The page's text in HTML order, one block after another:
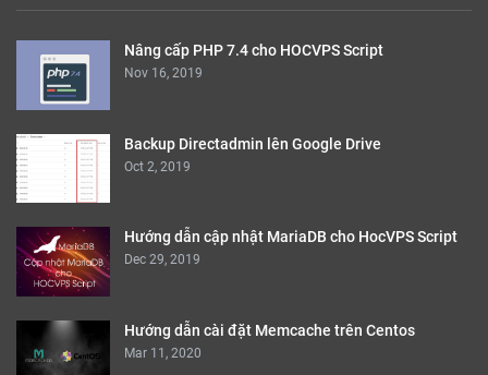
Nâng cấp PHP 7.4 cho HOCVPS Script
Nov 16, 2019
Backup Directadmin lên Google Drive
Oct 2, 2019
Hướng dẫn cập nhật MariaDB cho HocVPS Script
Dec 29, 2019
Hướng dẫn cài đặt Memcache trên Centos
Mar 11, 2020